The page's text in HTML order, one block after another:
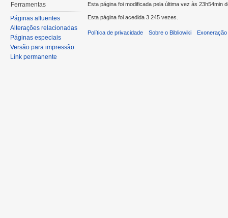
Ferramentas
Páginas afluentes
Alterações relacionadas
Páginas especiais
Versão para impressão
Link permanente
Esta página foi modificada pela última vez às 23h54min
Esta página foi acedida 3 245 vezes.
Política de privacidade Sobre o Bibliowiki